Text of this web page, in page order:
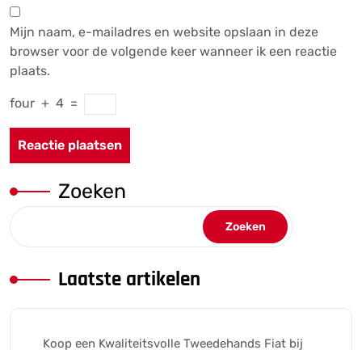
Mijn naam, e-mailadres en website opslaan in deze
browser voor de volgende keer wanneer ik een reactie
plaats.
four + 4 =
Zoeken
Zoeken
Laatste artikelen
Koop een Kwaliteitsvolle Tweedehands Fiat bij